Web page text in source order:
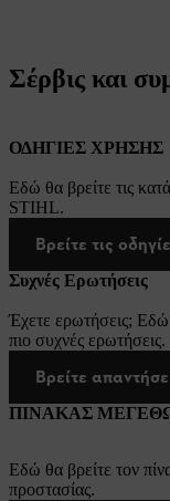
Σέρβις και
ΟΔΗΓΙΕΣ ΧΡΗΣΗΣ
Εδώ θα βρείτε τις
STIHL.
Βρείτε τις
Συχνές Ερωτήσεις
Έχετε ερωτήσεις; Εδώ
πιο συχνές ερωτήσεις.
Βρείτε
ΠΙΝΑΚΑΣ
Εδώ θα βρείτε τον
προστασίας.